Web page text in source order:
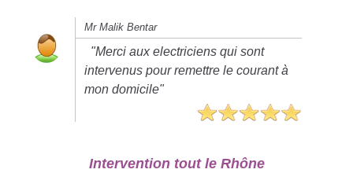
Mr Malik Bentar
"Merci aux electriciens qui sont
intervenus pour remettre le courant à
mon domicile"
Intervention tout le Rhône